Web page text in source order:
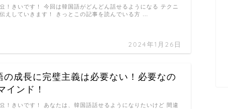
2024年1月26日
！きいです！ 今回は韓国語がどんどん話せるようになる テクニ
えしていきます！ きっとこの記事を読んでいる方 …
の成長に完璧主義は必要ない！必要なの
インド！
！きいです！ あなたは、韓国語話せるようになりたいけど 間違